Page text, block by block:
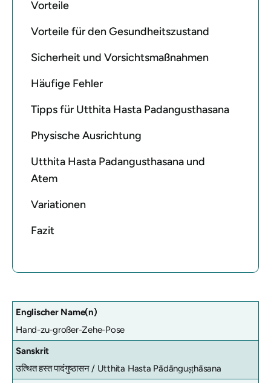
Vorteile
Vorteile für den Gesundheitszustand
Sicherheit und Vorsichtsmaßnahmen
Häufige Fehler
Tipps für Utthita Hasta Padangusthasana
Physische Ausrichtung
Utthita Hasta Padangusthasana und
Atem
Variationen
Fazit
Englischer Name(n)
Hand-zu-großer-Zehe-Pose
Sanskrit
उत्थित हस्त पादंगुष्ठासन / Utthita Hasta Pādānguṣṭhāsana